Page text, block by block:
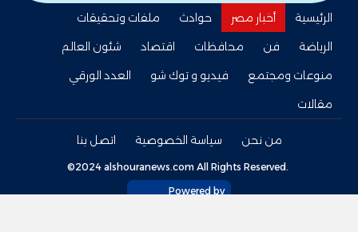
الرئيسية أخبار مصر حوادث
ملفات وتحقيقات
الرياضة
فن محافظات اقتصاد
شئون العالم
منوعات ومجتمع
فيديو و توك شو
العدد الورقي
مقالات
من نحن سياسة الخصوصية اتصل بنا
©2024 alshouranews.com All Rights Reserved.
Powered by